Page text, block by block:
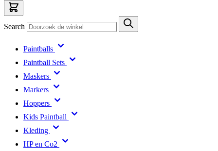
Paintballs
Paintball Sets
Maskers
Markers
Hoppers
Kids Paintball
Kleding